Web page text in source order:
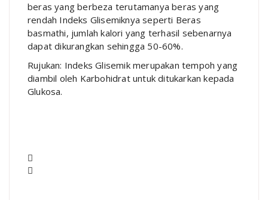
beras yang berbeza terutamanya beras yang
rendah Indeks Glisemiknya seperti Beras
basmathi, jumlah kalori yang terhasil sebenarnya
dapat dikurangkan sehingga 50-60%.
Rujukan: Indeks Glisemik merupakan tempoh yang
diambil oleh Karbohidrat untuk ditukarkan kepada
Glukosa.